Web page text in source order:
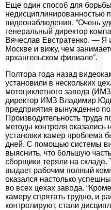
Еще один способ для
недисциплинированностью
видеонаблюдения. “Очень
генеральный директор
Вячеслав Евстратенко. — Я
Москве и вижу, чем
архангельском филиале”.
Полтора года назад
установили в нескольких
мотоциклетного завода
директор ИМЗ Владимир
предприятия вынужденно
Производительность труда
методы контроля
установки камер проблема
дней. С помощью системы
выяснить, что большую
сборщики теряли на
выдает рабочим полный
оказался настолько
во всех цехах завода.
камеру спрятать трудно, и
контролируют, стали